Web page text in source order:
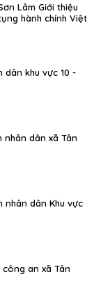
Lâm Giới thiệu
hành chính Việt
dân khu vực 10 -
dân xã Tân
dân Khu vực
an xã Tân